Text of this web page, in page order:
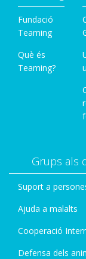
Fundació
Teaming
Què és
Teaming?
Grups als
Suport a
Ajuda a malalts
Cooperació
Defensa dels